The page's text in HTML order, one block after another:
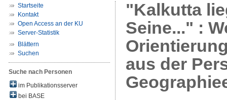
Startseite
Kontakt
Open Access an der KU
Server-Statistik
Blättern
Suchen
Suche nach Personen
im Publikationsserver
bei BASE
"Kalkutta
Seine..." :
aus der